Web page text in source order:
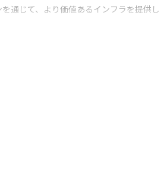
通じて、より価値あるインフラを提供し
与いただきます。裁量が大きく、組織づ
す。技術力だけでなく、育成力も活かせ